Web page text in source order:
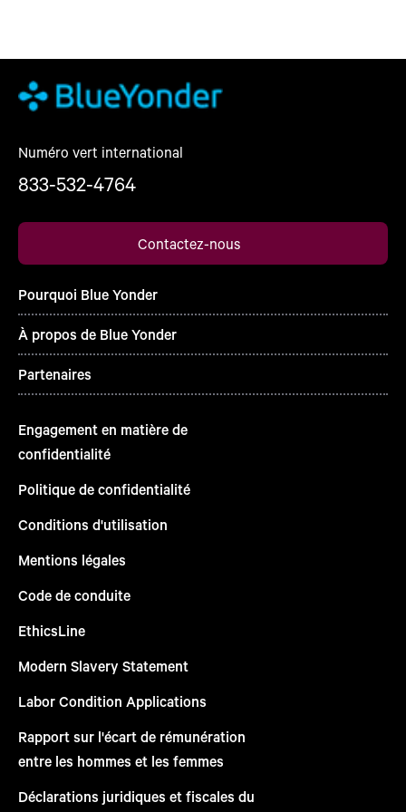
Numéro vert international
833-532-4764
Contactez-nous
Pourquoi Blue Yonder
À propos de Blue Yonder
Partenaires
Engagement en matière de
confidentialité
Politique de confidentialité
Conditions d'utilisation
Mentions légales
Code de conduite
EthicsLine
Modern Slavery Statement
Labor Condition Applications
Rapport sur l'écart de rémunération
entre les hommes et les femmes
Déclarations juridiques et fiscales du